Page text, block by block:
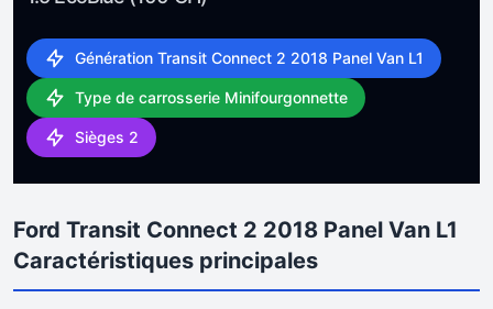
Génération Transit Connect 2 2018 Panel Van L1
Type de carrosserie Minifourgonnette
Sièges 2
Ford Transit Connect 2 2018 Panel Van L1
Caractéristiques principales